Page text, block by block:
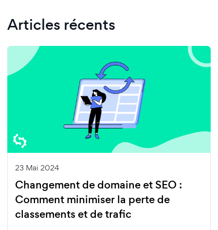
Articles récents
23 Mai 2024
Changement de domaine et SEO :
Comment minimiser la perte de
classements et de trafic